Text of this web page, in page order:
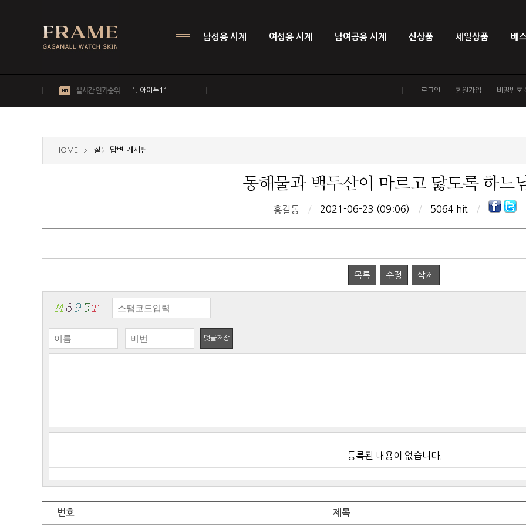
남성용 시계 여성용 시계 남여공용 시계 신상품 세일상품 베
1. 아이폰11
로그인 회원가입 비밀번호
HOME 질문 답변 게시판
동해물과 백두산이 마르고 닳도록 하느
홍길동 / 2021-06-23 (09:06) / 5064 hit /
목록 수정 삭제
덧글저장
등록된 내용이 없습니다.
번호 제목